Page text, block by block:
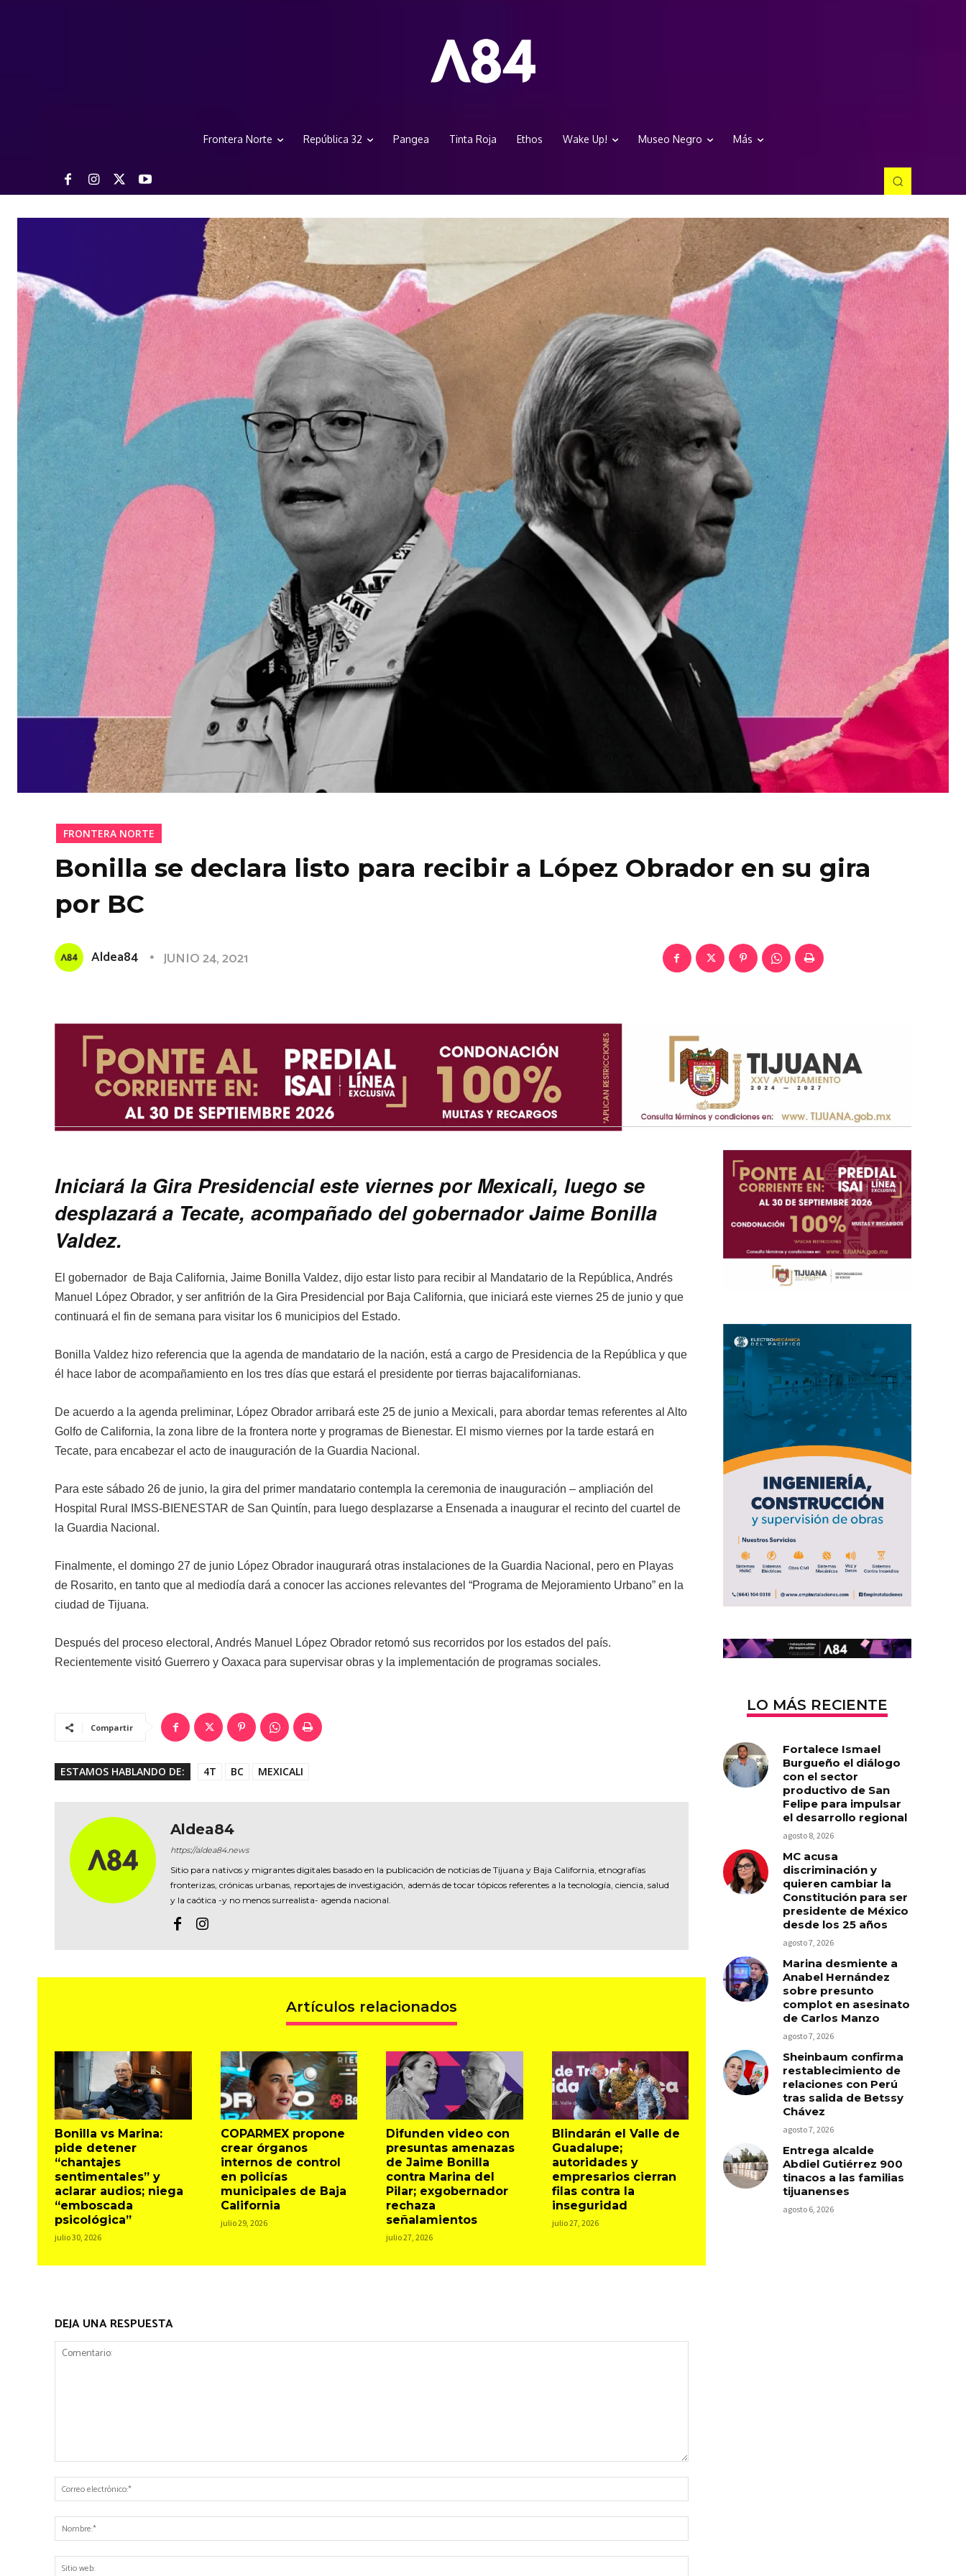
Frontera Norte República 32 Pangea Tinta Roja Ethos Wake Up! Museo Negro Más
FRONTERA NORTE
Bonilla se declara listo para recibir a López Obrador en su gira
por BC
Aldea84 JUNIO 24, 2021
Iniciará la Gira Presidencial este viernes por Mexicali, luego se
desplazará a Tecate, acompañado del gobernador Jaime Bonilla
Valdez.
El gobernador de Baja California, Jaime Bonilla Valdez, dijo estar listo para recibir al Mandatario de la República, Andrés
Manuel López Obrador, y ser anfitrión de la Gira Presidencial por Baja California, que iniciará este viernes 25 de junio y que
continuará el fin de semana para visitar los 6 municipios del Estado.
Bonilla Valdez hizo referencia que la agenda de mandatario de la nación, está a cargo de Presidencia de la República y que
él hace labor de acompañamiento en los tres días que estará el presidente por tierras bajacalifornianas.
De acuerdo a la agenda preliminar, López Obrador arribará este 25 de junio a Mexicali, para abordar temas referentes al Alto
Golfo de California, la zona libre de la frontera norte y programas de Bienestar. El mismo viernes por la tarde estará en
Tecate, para encabezar el acto de inauguración de la Guardia Nacional.
Para este sábado 26 de junio, la gira del primer mandatario contempla la ceremonia de inauguración – ampliación del
Hospital Rural IMSS-BIENESTAR de San Quintín, para luego desplazarse a Ensenada a inaugurar el recinto del cuartel de
la Guardia Nacional.
Finalmente, el domingo 27 de junio López Obrador inaugurará otras instalaciones de la Guardia Nacional, pero en Playas
de Rosarito, en tanto que al mediodía dará a conocer las acciones relevantes del “Programa de Mejoramiento Urbano” en la
ciudad de Tijuana.
Después del proceso electoral, Andrés Manuel López Obrador retomó sus recorridos por los estados del país.
Recientemente visitó Guerrero y Oaxaca para supervisar obras y la implementación de programas sociales.
Compartir
ESTAMOS HABLANDO DE: 4T BC MEXICALI
Aldea84
https://aldea84.news
Sitio para nativos y migrantes digitales basado en la publicación de noticias de Tijuana y Baja California, etnografías
fronterizas, crónicas urbanas, reportajes de investigación, además de tocar tópicos referentes a la tecnología, ciencia, salud
y la caótica -y no menos surrealista- agenda nacional.
Artículos relacionados
Bonilla vs Marina:
pide detener
“chantajes
sentimentales” y
aclarar audios; niega
“emboscada
psicológica”
julio 30, 2026
COPARMEX propone
crear órganos
internos de control
en policías
municipales de Baja
California
julio 29, 2026
Difunden video con
presuntas amenazas
de Jaime Bonilla
contra Marina del
Pilar; exgobernador
rechaza
señalamientos
julio 27, 2026
Blindarán el Valle de
Guadalupe;
autoridades y
empresarios cierran
filas contra la
inseguridad
julio 27, 2026
DEJA UNA RESPUESTA
electrónico:*
LO MÁS RECIENTE
Fortalece Ismael
Burgueño el diálogo
con el sector
productivo de San
Felipe para impulsar
el desarrollo regional
agosto 8, 2026
MC acusa
discriminación y
quieren cambiar la
Constitución para ser
presidente de México
desde los 25 años
agosto 7, 2026
Marina desmiente a
Anabel Hernández
sobre presunto
complot en asesinato
de Carlos Manzo
agosto 7, 2026
Sheinbaum confirma
restablecimiento de
relaciones con Perú
tras salida de Betssy
Chávez
agosto 7, 2026
Entrega alcalde
Abdiel Gutiérrez 900
tinacos a las familias
tijuanenses
agosto 6, 2026